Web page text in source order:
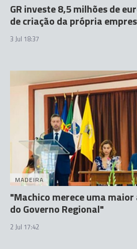
GR investe 8,5 milhões de
de criação da própria
3 Jul 18:37
MADEIRA
"Machico merece uma
do Governo Regional"
2 Jul 17:42